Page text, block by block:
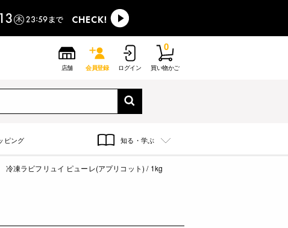
店舗 会員登録 ログイン 買い物かご
0
ピング 知る・学ぶ
冷凍ラビフリュイ ピューレ(アプリコット) / 1kg